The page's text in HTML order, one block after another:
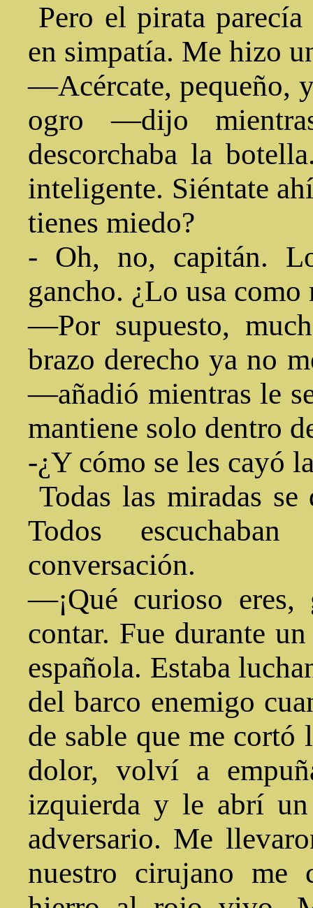
Pero el pirata
en simpatía. Me hizo
—Acércate, pequeño,
ogro —dijo
descorchaba la
inteligente. Siéntate
tienes miedo?
- Oh, no, capitán.
gancho. ¿Lo usa como
—Por supuesto,
brazo derecho ya no
—añadió mientras le
mantiene solo dentro
-¿Y cómo se les cayó
Todas las miradas
Todos
conversación.
—¡Qué curioso eres,
contar. Fue durante
española. Estaba
del barco enemigo
de sable que me cortó
dolor, volví a
izquierda y le abrí
adversario. Me
nuestro cirujano me